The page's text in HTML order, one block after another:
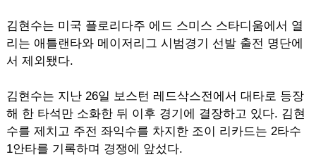
김현수는 미국 플로리다주 에드 스미스 스타디움에서 열
리는 애틀랜타와 메이저리그 시범경기 선발 출전 명단에
서 제외됐다.
김현수는 지난 26일 보스턴 레드삭스전에서 대타로 등장
해 한 타석만 소화한 뒤 이후 경기에 결장하고 있다. 김현
수를 제치고 주전 좌익수를 차지한 조이 리카드는 2타수
1안타를 기록하며 경쟁에 앞섰다.